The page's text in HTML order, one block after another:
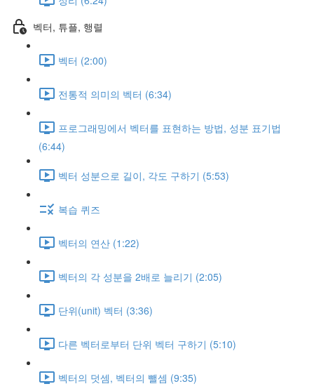
벡터, 튜플, 행렬
벡터 (2:00)
전통적 의미의 벡터 (6:34)
프로그래밍에서 벡터를 표현하는 방법, 성분 표기법
(6:44)
벡터 성분으로 길이, 각도 구하기 (5:53)
복습 퀴즈
벡터의 연산 (1:22)
벡터의 각 성분을 2배로 늘리기 (2:05)
단위(unit) 벡터 (3:36)
다른 벡터로부터 단위 벡터 구하기 (5:10)
벡터의 덧셈, 벡터의 뺄셈 (9:35)